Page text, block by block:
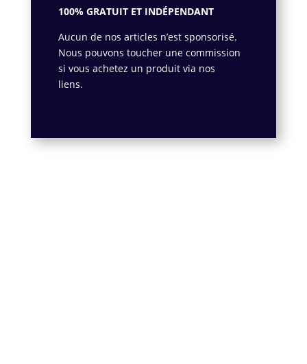
100% GRATUIT ET INDÉPENDANT
Aucun de nos articles n’est sponsorisé.
Nous pouvons toucher une commission
si vous achetez un produit via nos
liens.